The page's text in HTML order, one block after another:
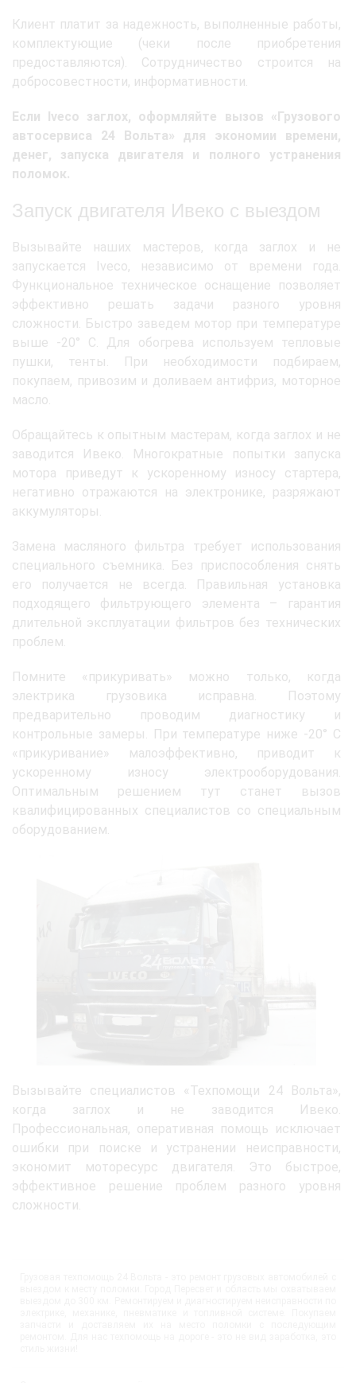
Клиент платит за надежность, выполненные работы,
комплектующие (чеки после приобретения
предоставляются). Сотрудничество строится на
добросовестности, информативности.
Если Iveco заглох, оформляйте вызов «Грузового
автосервиса 24 Вольта» для экономии времени,
денег, запуска двигателя и полного устранения
поломок.
Запуск двигателя Ивеко с выездом
Вызывайте наших мастеров, когда заглох и не
запускается Iveco, независимо от времени года.
Функциональное техническое оснащение позволяет
эффективно решать задачи разного уровня
сложности. Быстро заведем мотор при температуре
выше -20° C. Для обогрева используем тепловые
пушки, тенты. При необходимости подбираем,
покупаем, привозим и доливаем антифриз, моторное
масло.
Обращайтесь к опытным мастерам, когда заглох и не
заводится Ивеко. Многократные попытки запуска
мотора приведут к ускоренному износу стартера,
негативно отражаются на электронике, разряжают
аккумуляторы.
Замена масляного фильтра требует использования
специального съемника. Без приспособления снять
его получается не всегда. Правильная установка
подходящего фильтрующего элемента – гарантия
длительной эксплуатации фильтров без технических
проблем.
Помните «прикуривать» можно только, когда
электрика грузовика исправна. Поэтому
предварительно проводим диагностику и
контрольные замеры. При температуре ниже -20° C
«прикуривание» малоэффективно, приводит к
ускоренному износу электрооборудования.
Оптимальным решением тут станет вызов
квалифицированных специалистов со специальным
оборудованием.
Вызывайте специалистов «Техпомощи 24 Вольта»,
когда заглох и не заводится Ивеко.
Профессиональная, оперативная помощь исключает
ошибки при поиске и устранении неисправности,
экономит моторесурс двигателя. Это быстрое,
эффективное решение проблем разного уровня
сложности.